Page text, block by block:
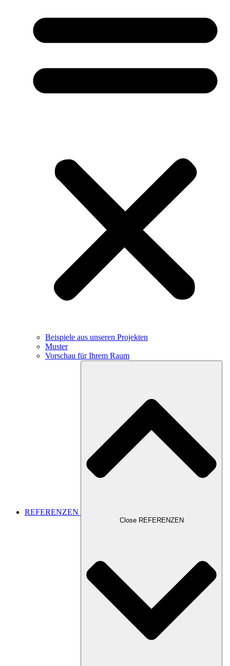
Beispiele aus unseren Projekten
Muster
Vorschau für Ihrem Raum
REFERENZEN
Close REFERENZEN